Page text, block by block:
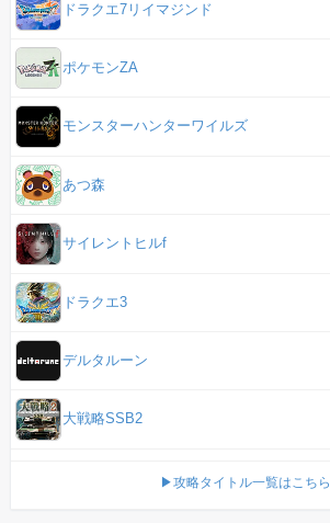
ドラクエ7リイマジンド
ポケモンZA
モンスターハンターワイルズ
あつ森
サイレントヒルf
ドラクエ3
デルタルーン
大戦略SSB2
▶攻略タイトル一覧はこちら